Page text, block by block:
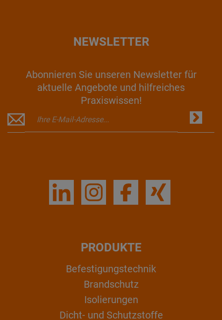
NEWSLETTER
Abonnieren Sie unseren Newsletter für
aktuelle Angebote und hilfreiches
Praxiswissen!
PRODUKTE
Befestigungstechnik
Brandschutz
Isolierungen
Dicht- und Schutzstoffe